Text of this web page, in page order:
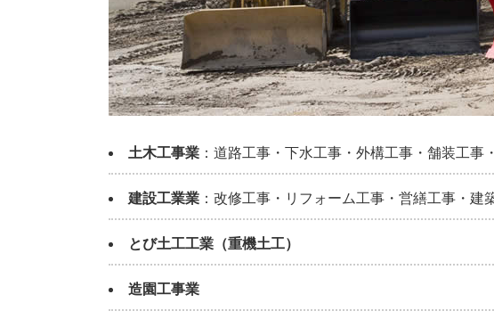
土木工事業 ：道路工事・下水工事・外構工事・舗装工事
建設工業業 ：改修工事・リフォーム工事・営繕工事・建
とび土工工業（重機土工）
造園工事業